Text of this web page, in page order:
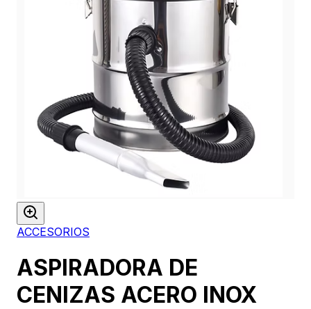
ACCESORIOS
ASPIRADORA DE
CENIZAS ACERO INOX